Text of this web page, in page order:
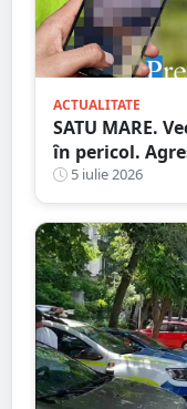
ACTUALITATE
SATU MARE.
în pericol.
bolovani în
5 iulie 2026